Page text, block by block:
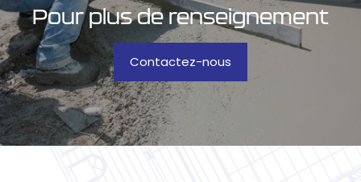
Pour plus de renseignement
Contactez-nous